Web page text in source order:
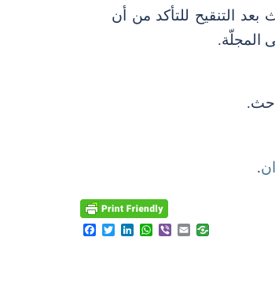
بعد التنقيح للتأكد من أن
المجلّة.
.
Facebook
TwitterLinkedInWhatsApp
ViberEmail